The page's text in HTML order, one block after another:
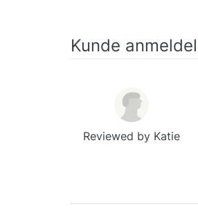
Kunde
Reviewed by Katie